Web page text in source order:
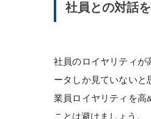
社員との対話
社員のロイヤリティが
ータしか見ていないと
業員ロイヤリティを高
ことは避けましょう。